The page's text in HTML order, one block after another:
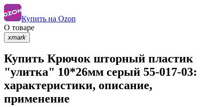
Купить на Ozon
О товаре
xmark
Купить Крючок шторный пластик
"улитка" 10*26мм серый 55-017-03:
характеристики, описание,
применение